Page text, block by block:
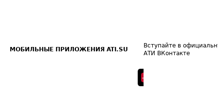
МОБИЛЬНЫЕ ПРИЛОЖЕНИЯ ATI.SU
Вступайте в
АТИ ВКонтакте